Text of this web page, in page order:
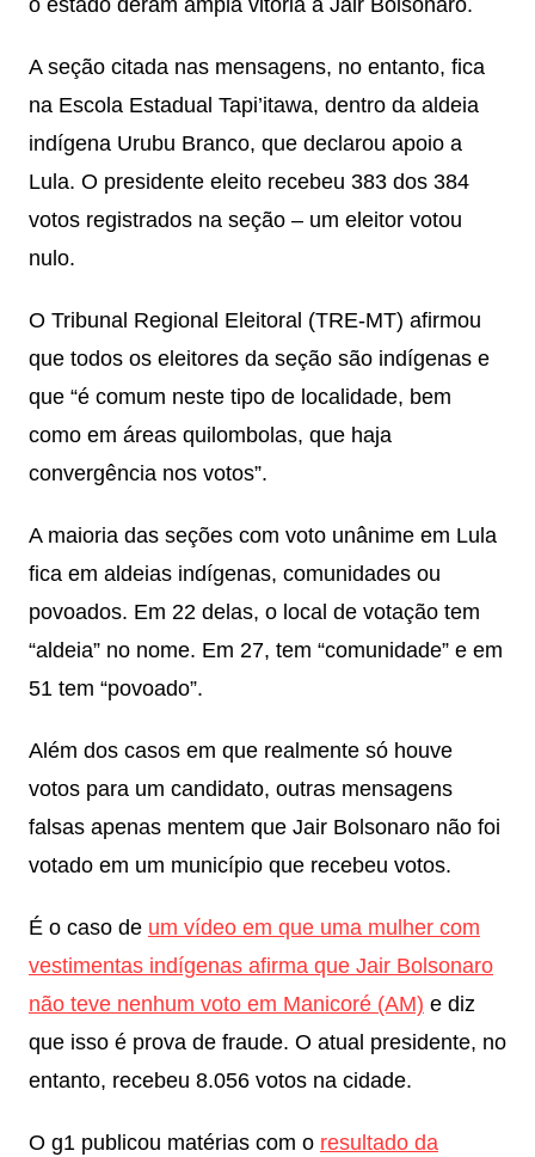
o estado deram ampla vitória a Jair Bolsonaro.
A seção citada nas mensagens, no entanto, fica
na Escola Estadual Tapi’itawa, dentro da aldeia
indígena Urubu Branco, que declarou apoio a
Lula. O presidente eleito recebeu 383 dos 384
votos registrados na seção – um eleitor votou
nulo.
O Tribunal Regional Eleitoral (TRE-MT) afirmou
que todos os eleitores da seção são indígenas e
que “é comum neste tipo de localidade, bem
como em áreas quilombolas, que haja
convergência nos votos”.
A maioria das seções com voto unânime em Lula
fica em aldeias indígenas, comunidades ou
povoados. Em 22 delas, o local de votação tem
“aldeia” no nome. Em 27, tem “comunidade” e em
51 tem “povoado”.
Além dos casos em que realmente só houve
votos para um candidato, outras mensagens
falsas apenas mentem que Jair Bolsonaro não foi
votado em um município que recebeu votos.
É o caso de um vídeo em que uma mulher com
vestimentas indígenas afirma que Jair Bolsonaro
não teve nenhum voto em Manicoré (AM) e diz
que isso é prova de fraude. O atual presidente, no
entanto, recebeu 8.056 votos na cidade.
O g1 publicou matérias com o resultado da